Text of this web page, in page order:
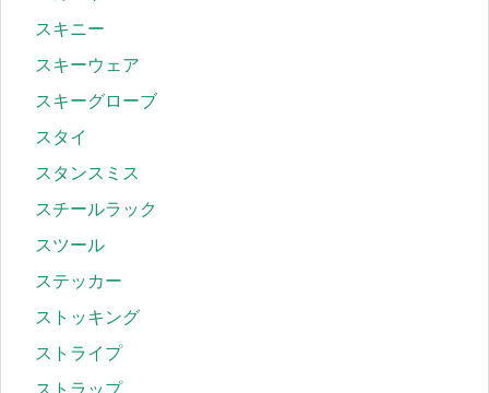
スキニー
スキーウェア
スキーグローブ
スタイ
スタンスミス
スチールラック
スツール
ステッカー
ストッキング
ストライプ
ストラップ